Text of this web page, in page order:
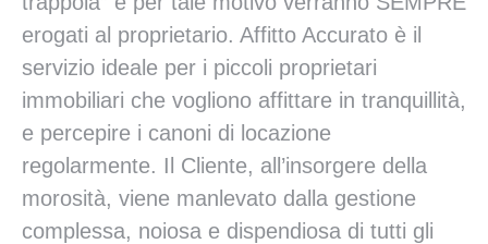
erogati al proprietario. Affitto Accurato è il
servizio ideale per i piccoli proprietari
immobiliari che vogliono affittare in tranquillità,
e percepire i canoni di locazione
regolarmente. Il Cliente, all’insorgere della
morosità, viene manlevato dalla gestione
complessa, noiosa e dispendiosa di tutti gli